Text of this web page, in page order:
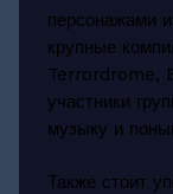
персонажами
крупные
Terrordrome,
участники
музыку и
Также стоит